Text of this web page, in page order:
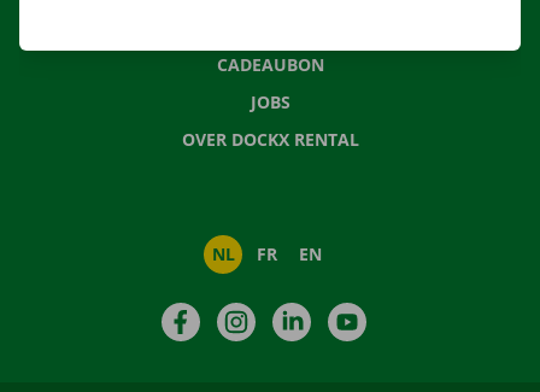
CADEAUBON
JOBS
OVER DOCKX RENTAL
NL FR EN
FacebookInstagramLinkedIn